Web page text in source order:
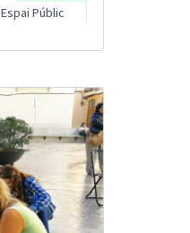
Espai Públic